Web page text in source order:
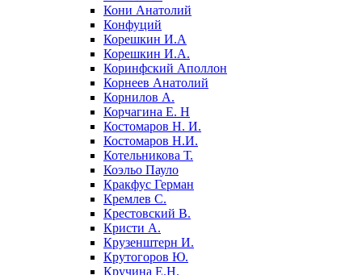
Кони Анатолий
Конфуций
Корешкин И.А
Корешкин И.А.
Коринфский Аполлон
Корнеев Анатолий
Корнилов А.
Корчагина Е. Н
Костомаров Н. И.
Костомаров Н.И.
Котельникова Т.
Коэльо Пауло
Кракфус Герман
Кремлев С.
Крестовский В.
Кристи А.
Крузенштерн И.
Крутогоров Ю.
Кручина Е.Н.